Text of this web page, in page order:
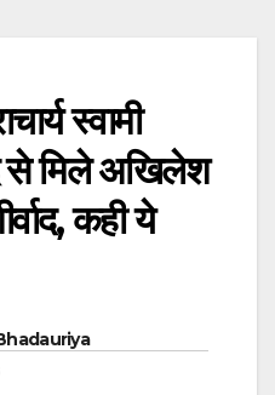
स्वामी
से मिले अखिलेश
कही ये